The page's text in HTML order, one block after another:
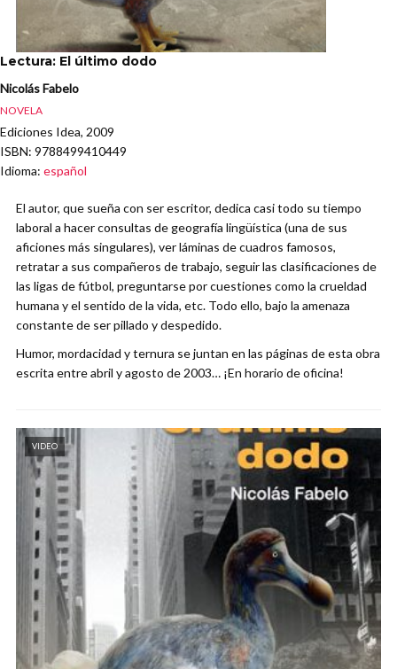
Lectura: El último dodo
Nicolás Fabelo
NOVELA
Ediciones Idea, 2009
ISBN: 9788499410449
Idioma: español
El autor, que sueña con ser escritor, dedica casi todo su tiempo
laboral a hacer consultas de geografía lingüística (una de sus
aficiones más singulares), ver láminas de cuadros famosos,
retratar a sus compañeros de trabajo, seguir las clasificaciones de
las ligas de fútbol, preguntarse por cuestiones como la crueldad
humana y el sentido de la vida, etc. Todo ello, bajo la amenaza
constante de ser pillado y despedido.
Humor, mordacidad y ternura se juntan en las páginas de esta obra
escrita entre abril y agosto de 2003… ¡En horario de oficina!
VIDEO